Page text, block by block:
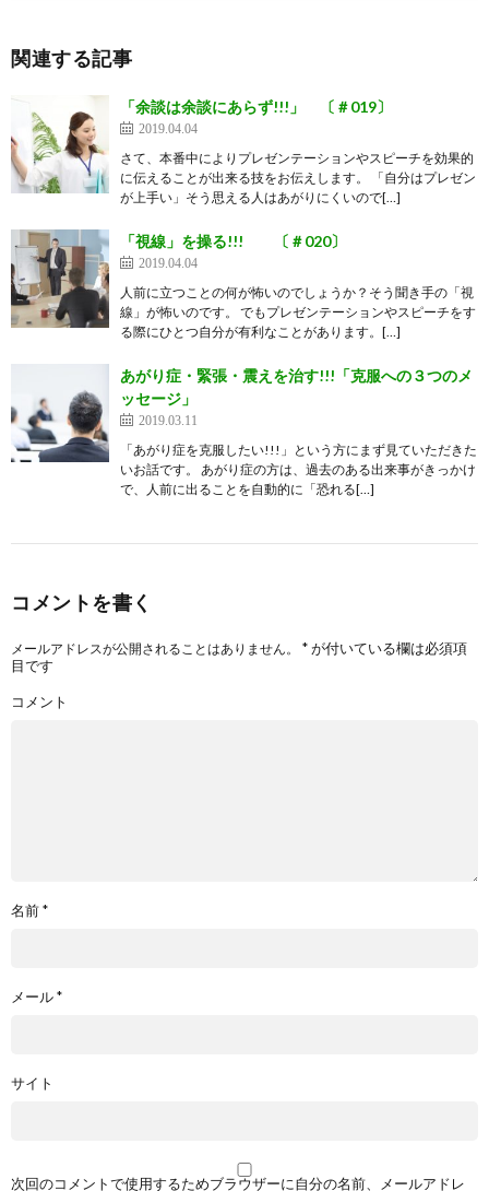
関連する記事
「余談は余談にあらず!!!」 〔＃019〕
2019.04.04
さて、本番中によりプレゼンテーションやスピーチを効果的
に伝えることが出来る技をお伝えします。 「自分はプレゼン
が上手い」そう思える人はあがりにくいので[…]
「視線」を操る!!! 〔＃020〕
2019.04.04
人前に立つことの何が怖いのでしょうか？そう聞き手の「視
線」が怖いのです。 でもプレゼンテーションやスピーチをす
る際にひとつ自分が有利なことがあります。[…]
あがり症・緊張・震えを治す!!!「克服への３つのメ
ッセージ」
2019.03.11
「あがり症を克服したい!!!」という方にまず見ていただきた
いお話です。 あがり症の方は、過去のある出来事がきっかけ
で、人前に出ることを自動的に「恐れる[…]
コメントを書く
メールアドレスが公開されることはありません。 *が付いている欄は必須項
目です
コメント
名前*
メール*
サイト
次回のコメントで使用するためブラウザーに自分の名前、メールアドレ